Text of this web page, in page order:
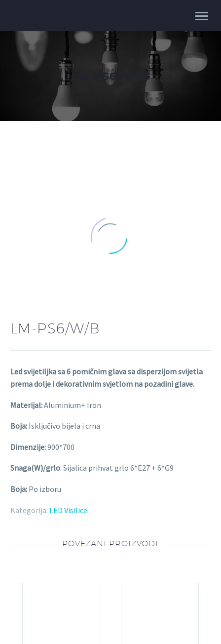
LM-PS6/W/B
LM-PS6/W/B
Led svijetiljka sa 6 pomičnim glava sa disperzijom svijetla
prema dolje i dekorativnim svjetlom na pozadini glave.
Materijal:Aluminium+ Iron
Boja: Isključivo bijela i crna
Dimenzije:900*700
Snaga(W)/grlo: Sijalica prihvat grlo 6*E27 + 6*G9
Boja: Po izboru
Kategorija: LED Visilice.
POVEZANI PROIZVODI